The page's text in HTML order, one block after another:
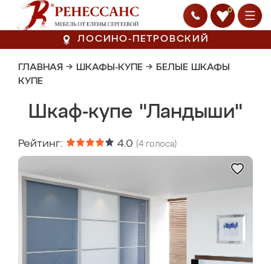
0
ЛОСИНО-ПЕТРОВСКИЙ
ГЛАВНАЯ → ШКАФЫ-КУПЕ → БЕЛЫЕ ШКАФЫ
КУПЕ
Шкаф-купе "Ландыши"
Рейтинг: 4.0 (4 голоса)